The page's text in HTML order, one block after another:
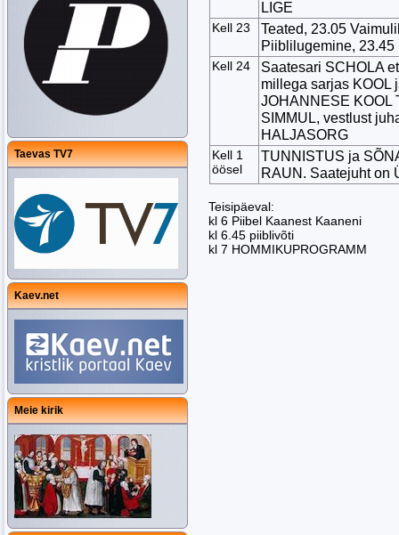
Taevas TV7
Kaev.net
Meie kirik
LIGE
Kell 23
Teated, 23.05
Piiblilugemine,
Kell 24
Saatesari SCHOLA
millega sarjas KOOL
JOHANNESE KOOL
SIMMUL, vestlust
HALJASORG
Kell 1
öösel
TUNNISTUS ja
RAUN. Saatejuht on
Teisipäeval:
kl 6 Piibel Kaanest Kaaneni
kl 6.45 piiblivõti
kl 7 HOMMIKUPROGRAMM